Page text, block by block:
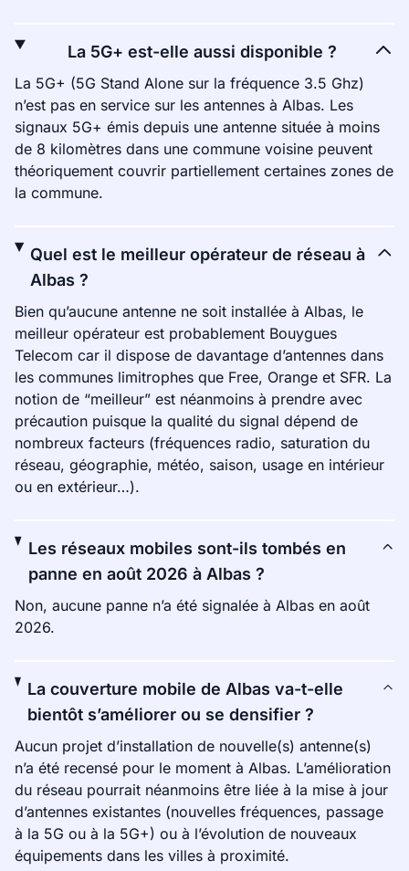
La 5G+ est-elle aussi disponible ?
La 5G+ (5G Stand Alone sur la fréquence 3.5 Ghz)
n’est pas en service sur les antennes à Albas. Les
signaux 5G+ émis depuis une antenne située à moins
de 8 kilomètres dans une commune voisine peuvent
théoriquement couvrir partiellement certaines zones de
la commune.
Quel est le meilleur opérateur de réseau à
Albas ?
Bien qu’aucune antenne ne soit installée à Albas, le
meilleur opérateur est probablement Bouygues
Telecom car il dispose de davantage d’antennes dans
les communes limitrophes que Free, Orange et SFR. La
notion de “meilleur” est néanmoins à prendre avec
précaution puisque la qualité du signal dépend de
nombreux facteurs (fréquences radio, saturation du
réseau, géographie, météo, saison, usage en intérieur
ou en extérieur…).
Les réseaux mobiles sont-ils tombés en
panne en août 2026 à Albas ?
Non, aucune panne n’a été signalée à Albas en août
2026.
La couverture mobile de Albas va-t-elle
bientôt s’améliorer ou se densifier ?
Aucun projet d’installation de nouvelle(s) antenne(s)
n’a été recensé pour le moment à Albas. L’amélioration
du réseau pourrait néanmoins être liée à la mise à jour
d’antennes existantes (nouvelles fréquences, passage
à la 5G ou à la 5G+) ou à l’évolution de nouveaux
équipements dans les villes à proximité.